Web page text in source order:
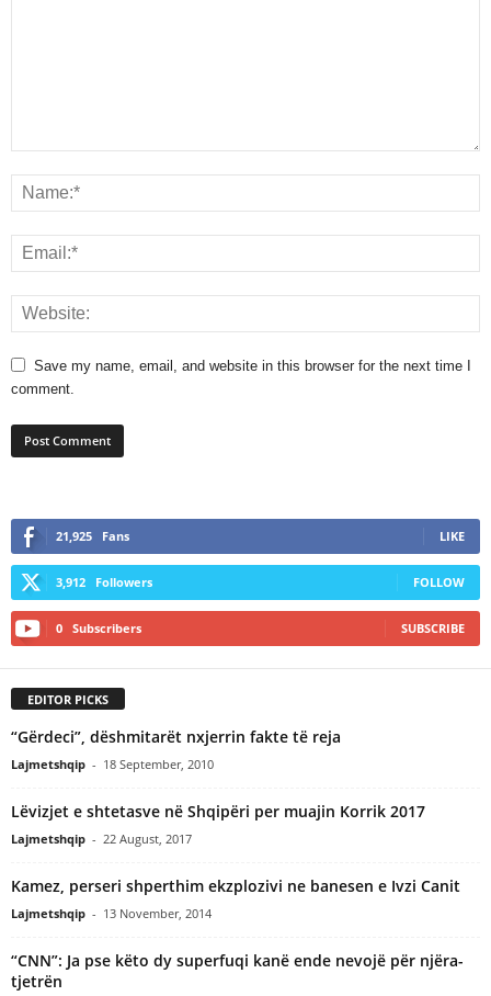
Save my name, email, and website in this browser for the next time I
comment.
21,925 Fans LIKE
3,912 Followers FOLLOW
0 Subscribers SUBSCRIBE
EDITOR PICKS
“Gërdeci”, dëshmitarët nxjerrin fakte të reja
Lajmetshqip - 18 September, 2010
Lëvizjet e shtetasve në Shqipëri per muajin Korrik 2017
Lajmetshqip - 22 August, 2017
Kamez, perseri shperthim ekzplozivi ne banesen e Ivzi Canit
Lajmetshqip - 13 November, 2014
“CNN”: Ja pse këto dy superfuqi kanë ende nevojë për njëra-
tjetrën